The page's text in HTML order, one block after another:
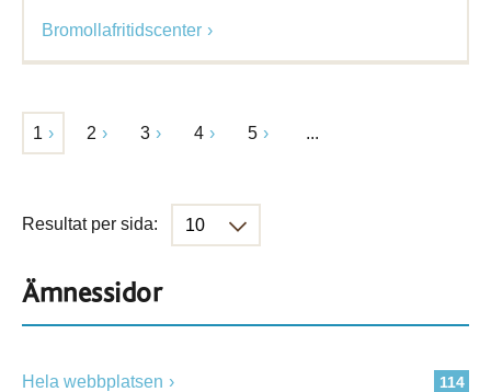
Bromollafritidscenter
1 2 3 4 5 ...
Resultat per sida:
Ämnessidor
114
Hela webbplatsen